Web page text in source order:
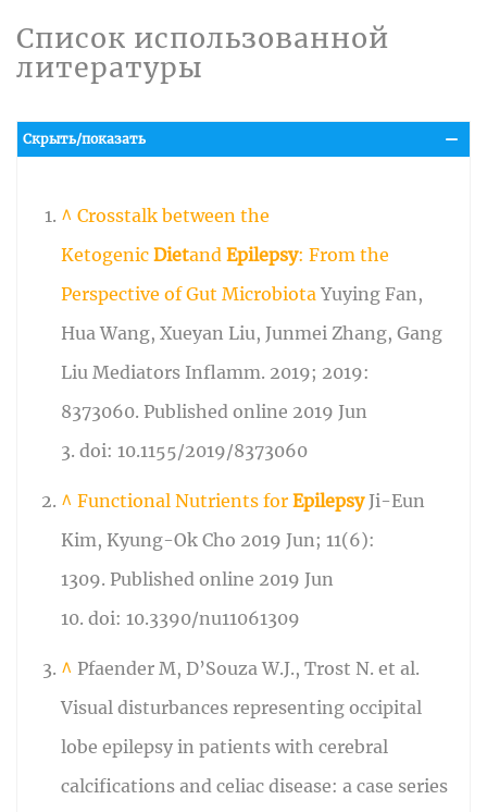
Список использованной
литературы
Скрыть/показать
^ Crosstalk between the
Ketogenic Dietand Epilepsy: From the
Perspective of Gut Microbiota Yuying Fan,
Hua Wang, Xueyan Liu, Junmei Zhang, Gang
Liu Mediators Inflamm. 2019; 2019:
8373060. Published online 2019 Jun
3. doi: 10.1155/2019/8373060
^ Functional Nutrients for EpilepsyJi-Eun
Kim, Kyung-Ok Cho 2019 Jun; 11(6):
1309. Published online 2019 Jun
10. doi: 10.3390/nu11061309
^ Pfaender M, D’Souza W.J., Trost N. et al.
Visual disturbances representing occipital
lobe epilepsy in patients with cerebral
calcifications and celiac disease: a case series